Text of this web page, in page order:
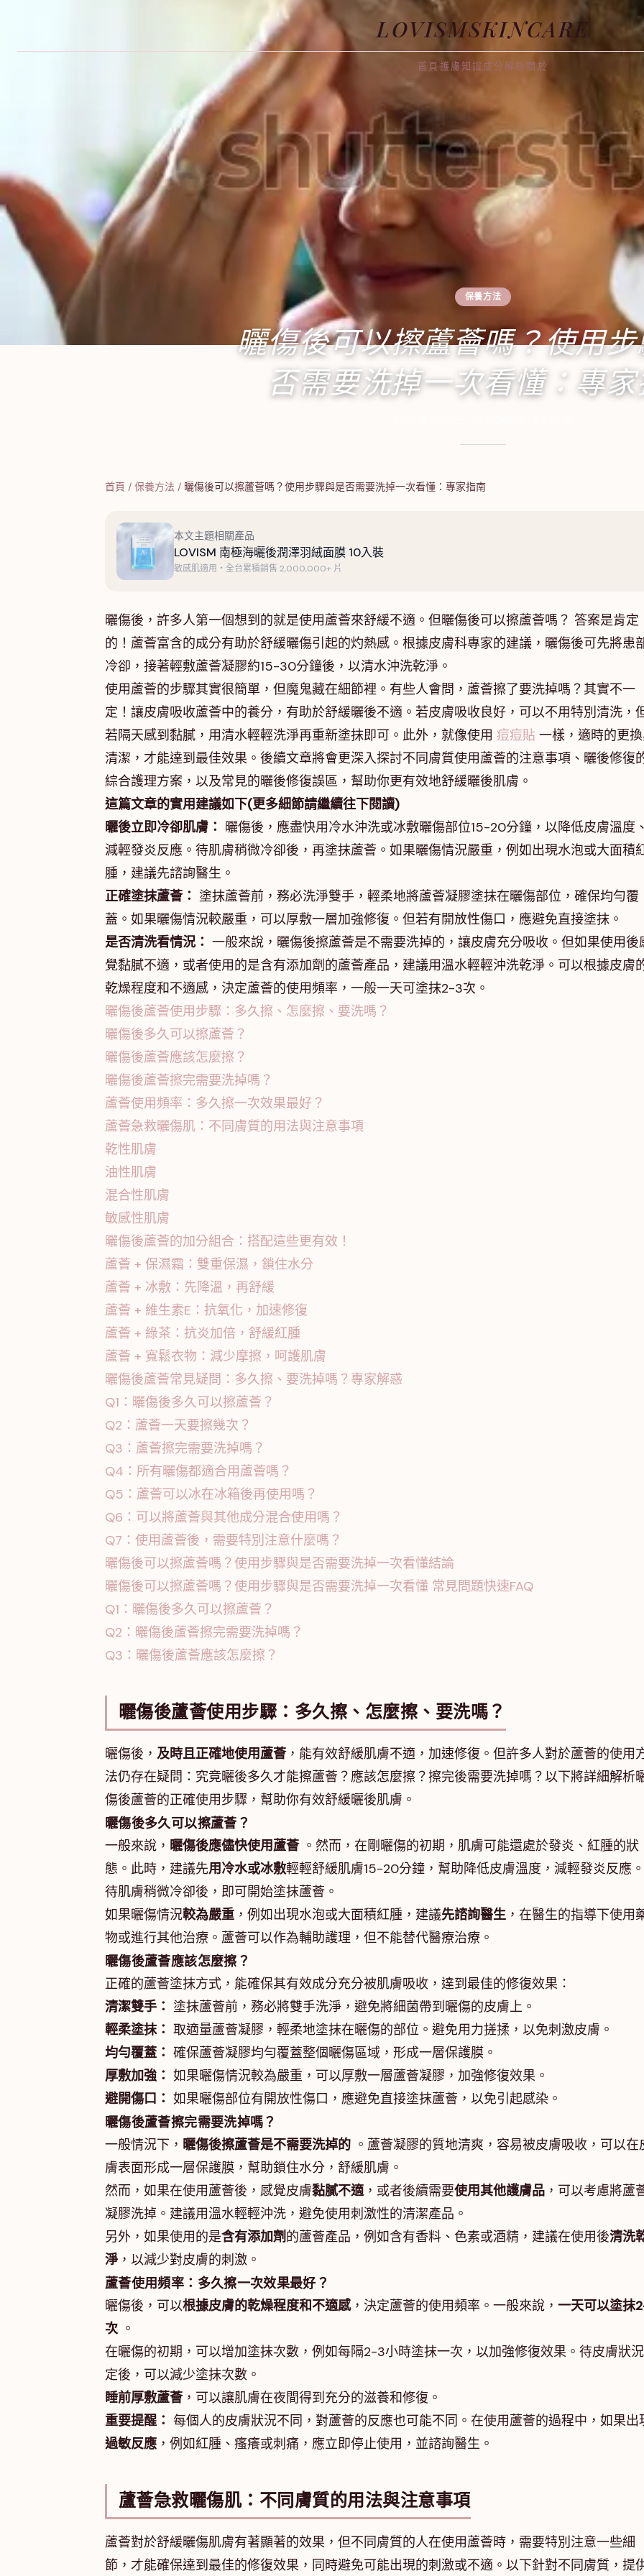
LOVISMSKINCARE
首頁 護膚知識成分解析 關於
保養方法
曬傷後可以擦蘆薈嗎？使用
否需要洗掉一次看懂：專
首頁 / 保養方法 / 曬傷後可以擦蘆薈嗎？使用步驟與是否需要洗掉一次看懂：專家指南
本文主題相關產品
LOVISM 南極海曬後潤澤羽絨面膜 10入裝
敏感肌適用・全台累積銷售 2,000,000+ 片
曬傷後，許多人第一個想到的就是使用蘆薈來舒緩不適。但曬傷後可以擦蘆薈嗎？ 答案是肯定
的！蘆薈富含的成分有助於舒緩曬傷引起的灼熱感。根據皮膚科專家的建議，曬傷後可先將患
冷卻，接著輕敷蘆薈凝膠約15-30分鐘後，以清水沖洗乾淨。
使用蘆薈的步驟其實很簡單，但魔鬼藏在細節裡。有些人會問，蘆薈擦了要洗掉嗎？其實不一
定！讓皮膚吸收蘆薈中的養分，有助於舒緩曬後不適。若皮膚吸收良好，可以不用特別清洗，
若隔天感到黏膩，用清水輕輕洗淨再重新塗抹即可。此外，就像使用 痘痘貼 一樣，適時的更
清潔，才能達到最佳效果。後續文章將會更深入探討不同膚質使用蘆薈的注意事項、曬後修復
綜合護理方案，以及常見的曬後修復誤區，幫助你更有效地舒緩曬後肌膚。
這篇文章的實用建議如下(更多細節請繼續往下閱讀)
曬後立即冷卻肌膚： 曬傷後，應盡快用冷水沖洗或冰敷曬傷部位15-20分鐘，以降低皮膚溫度、
減輕發炎反應。待肌膚稍微冷卻後，再塗抹蘆薈。如果曬傷情況嚴重，例如出現水泡或大面積
腫，建議先諮詢醫生。
正確塗抹蘆薈： 塗抹蘆薈前，務必洗淨雙手，輕柔地將蘆薈凝膠塗抹在曬傷部位，確保均勻覆
蓋。如果曬傷情況較嚴重，可以厚敷一層加強修復。但若有開放性傷口，應避免直接塗抹。
是否清洗看情況： 一般來說，曬傷後擦蘆薈是不需要洗掉的，讓皮膚充分吸收。但如果使用後
覺黏膩不適，或者使用的是含有添加劑的蘆薈產品，建議用溫水輕輕沖洗乾淨。可以根據皮膚
乾燥程度和不適感，決定蘆薈的使用頻率，一般一天可塗抹2-3次。
曬傷後蘆薈使用步驟：多久擦、怎麼擦、要洗嗎？
曬傷後多久可以擦蘆薈？
曬傷後蘆薈應該怎麼擦？
曬傷後蘆薈擦完需要洗掉嗎？
蘆薈使用頻率：多久擦一次效果最好？
蘆薈急救曬傷肌：不同膚質的用法與注意事項
乾性肌膚
油性肌膚
混合性肌膚
敏感性肌膚
曬傷後蘆薈的加分組合：搭配這些更有效！
蘆薈 + 保濕霜：雙重保濕，鎖住水分
蘆薈 + 冰敷：先降溫，再舒緩
蘆薈 + 維生素E：抗氧化，加速修復
蘆薈 + 綠茶：抗炎加倍，舒緩紅腫
蘆薈 + 寬鬆衣物：減少摩擦，呵護肌膚
曬傷後蘆薈常見疑問：多久擦、要洗掉嗎？專家解惑
Q1：曬傷後多久可以擦蘆薈？
Q2：蘆薈一天要擦幾次？
Q3：蘆薈擦完需要洗掉嗎？
Q4：所有曬傷都適合用蘆薈嗎？
Q5：蘆薈可以冰在冰箱後再使用嗎？
Q6：可以將蘆薈與其他成分混合使用嗎？
Q7：使用蘆薈後，需要特別注意什麼嗎？
曬傷後可以擦蘆薈嗎？使用步驟與是否需要洗掉一次看懂結論
曬傷後可以擦蘆薈嗎？使用步驟與是否需要洗掉一次看懂 常見問題快速FAQ
Q1：曬傷後多久可以擦蘆薈？
Q2：曬傷後蘆薈擦完需要洗掉嗎？
Q3：曬傷後蘆薈應該怎麼擦？
曬傷後蘆薈使用步驟：多久擦、怎麼擦、要洗嗎？
曬傷後， 及時且正確地使用蘆薈，能有效舒緩肌膚不適，加速修復。但許多人對於蘆薈的使用
法仍存在疑問：究竟曬後多久才能擦蘆薈？應該怎麼擦？擦完後需要洗掉嗎？以下將詳細解析
傷後蘆薈的正確使用步驟，幫助你有效舒緩曬後肌膚。
曬傷後多久可以擦蘆薈？
一般來說， 曬傷後應儘快使用蘆薈。然而，在剛曬傷的初期，肌膚可能還處於發炎、紅腫的狀
態。此時，建議先用冷水或冰敷輕輕舒緩肌膚15-20分鐘，幫助降低皮膚溫度，減輕發炎反應。
待肌膚稍微冷卻後，即可開始塗抹蘆薈。
如果曬傷情況較為嚴重 ，例如出現水泡或大面積紅腫，建議先諮詢醫生 ，在醫生的指導下使用
物或進行其他治療。蘆薈可以作為輔助護理，但不能替代醫療治療。
曬傷後蘆薈應該怎麼擦？
正確的蘆薈塗抹方式，能確保其有效成分充分被肌膚吸收，達到最佳的修復效果：
清潔雙手： 塗抹蘆薈前，務必將雙手洗淨，避免將細菌帶到曬傷的皮膚上。
輕柔塗抹： 取適量蘆薈凝膠，輕柔地塗抹在曬傷的部位。避免用力搓揉，以免刺激皮膚。
均勻覆蓋： 確保蘆薈凝膠均勻覆蓋整個曬傷區域，形成一層保護膜。
厚敷加強： 如果曬傷情況較為嚴重，可以厚敷一層蘆薈凝膠，加強修復效果。
避開傷口： 如果曬傷部位有開放性傷口，應避免直接塗抹蘆薈，以免引起感染。
曬傷後蘆薈擦完需要洗掉嗎？
一般情況下， 曬傷後擦蘆薈是不需要洗掉的 。蘆薈凝膠的質地清爽，容易被皮膚吸收，可以在
膚表面形成一層保護膜，幫助鎖住水分，舒緩肌膚。
然而，如果在使用蘆薈後，感覺皮膚黏膩不適，或者後續需要使用其他護膚品 ，可以考慮將蘆
凝膠洗掉。建議用溫水輕輕沖洗，避免使用刺激性的清潔產品。
另外，如果使用的是含有添加劑的蘆薈產品，例如含有香料、色素或酒精，建議在使用後清洗
淨 ，以減少對皮膚的刺激。
蘆薈使用頻率：多久擦一次效果最好？
曬傷後，可以根據皮膚的乾燥程度和不適感，決定蘆薈的使用頻率。一般來說， 一天可以塗抹
次。
在曬傷的初期，可以增加塗抹次數，例如每隔2-3小時塗抹一次，以加強修復效果。待皮膚狀
定後，可以減少塗抹次數。
睡前厚敷蘆薈，可以讓肌膚在夜間得到充分的滋養和修復。
重要提醒： 每個人的皮膚狀況不同，對蘆薈的反應也可能不同。在使用蘆薈的過程中，如果出
過敏反應 ，例如紅腫、瘙癢或刺痛，應立即停止使用，並諮詢醫生。
蘆薈急救曬傷肌：不同膚質的用法與注意事項
蘆薈對於舒緩曬傷肌膚有著顯著的效果，但不同膚質的人在使用蘆薈時，需要特別注意一些細
節，才能確保達到最佳的修復效果，同時避免可能出現的刺激或不適。以下針對不同膚質，提